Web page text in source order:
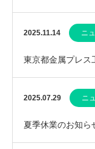
2025.11.14 ニ
東京都金属プレス
されました
2025.07.29 ニ
夏季休業のお知ら